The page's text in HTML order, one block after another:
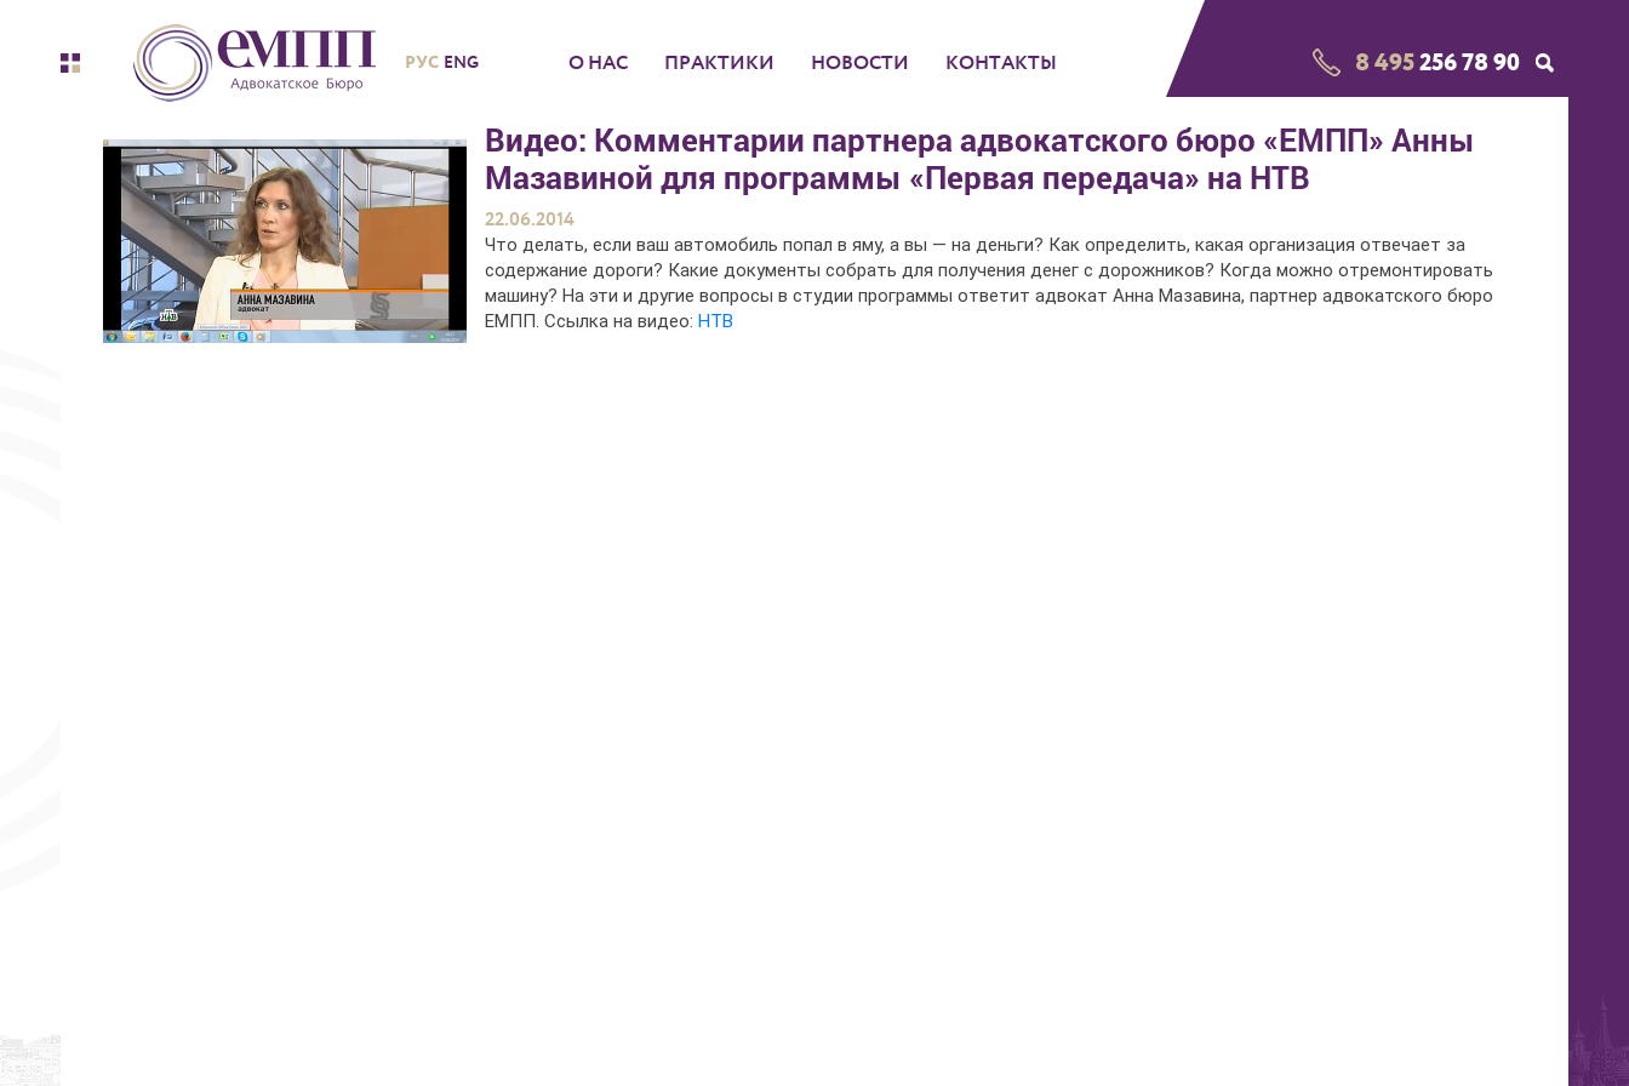
РУС ENG О НАС ПРАКТИКИ НОВОСТИ КОНТАКТЫ 8 495256 78 90
Видео: Комментарии партнера адвокатского бюро «ЕМПП» Анны
Мазавиной для программы «Первая передача» на НТВ
22.06.2014
Что делать, если ваш автомобиль попал в яму, а вы — на деньги? Как определить, какая организация отвечает за
содержание дороги? Какие документы собрать для получения денег с дорожников? Когда можно отремонтировать
машину? На эти и другие вопросы в студии программы ответит адвокат Анна Мазавина, партнер адвокатского бюро
ЕМПП. Ссылка на видео: НТВ